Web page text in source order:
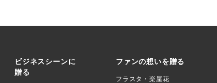
ビジネスシーンに
贈る
ファンの想いを贈る
フラスタ・楽屋花